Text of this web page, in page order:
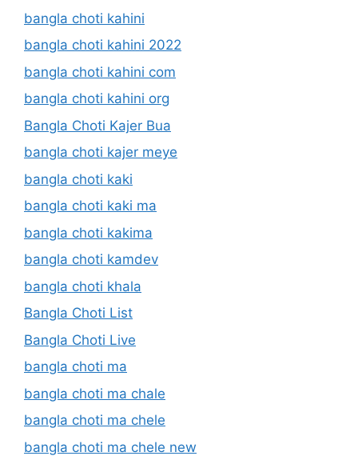
bangla choti kahini
bangla choti kahini 2022
bangla choti kahini com
bangla choti kahini org
Bangla Choti Kajer Bua
bangla choti kajer meye
bangla choti kaki
bangla choti kaki ma
bangla choti kakima
bangla choti kamdev
bangla choti khala
Bangla Choti List
Bangla Choti Live
bangla choti ma
bangla choti ma chale
bangla choti ma chele
bangla choti ma chele new